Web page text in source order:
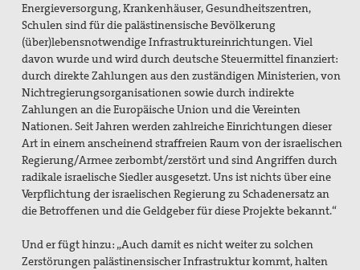
Energieversorgung, Krankenhäuser, Gesundheitszentren,
Schulen sind für die palästinensische Bevölkerung
(über)lebensnotwendige Infrastruktureinrichtungen. Viel
davon wurde und wird durch deutsche Steuermittel finanziert:
durch direkte Zahlungen aus den zuständigen Ministerien, von
Nichtregierungsorganisationen sowie durch indirekte
Zahlungen an die Europäische Union und die Vereinten
Nationen. Seit Jahren werden zahlreiche Einrichtungen dieser
Art in einem anscheinend straffreien Raum von der israelischen
Regierung/Armee zerbombt/zerstört und sind Angriffen durch
radikale israelische Siedler ausgesetzt. Uns ist nichts über eine
Verpflichtung der israelischen Regierung zu Schadenersatz an
die Betroffenen und die Geldgeber für diese Projekte bekannt.“
Und er fügt hinzu: „Auch damit es nicht weiter zu solchen
Zerstörungen palästinensischer Infrastruktur kommt, halten